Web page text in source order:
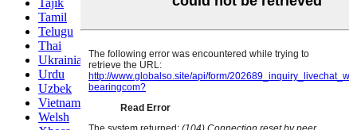
Tajik
Tamil
Telugu
Thai
Ukrainian
Urdu
Uzbek
Vietnamese
Welsh